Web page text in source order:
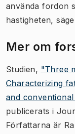
använda fordon
hastigheten,
Mer om
Studien, "Three
Characterizing
and
publicerats i
Författarna är